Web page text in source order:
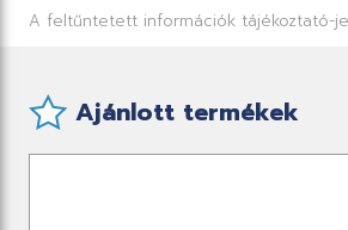
A feltűntetett információk tájékoztató-
Ajánlott termékek